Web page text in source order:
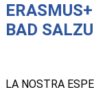
BAD
LA NOSTRA